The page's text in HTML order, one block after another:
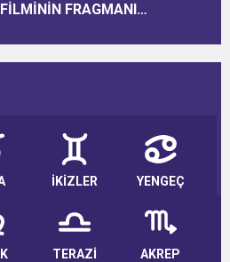
FİLMİNİN FRAGMANI
İKİZLER YENGEÇ
TERAZİ AKREP